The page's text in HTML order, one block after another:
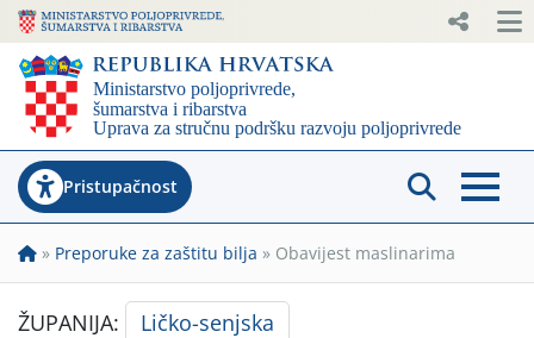
Pristupačnost
» Preporuke za zaštitu bilja » Obavijest maslinarima
ŽUPANIJA: Ličko-senjska